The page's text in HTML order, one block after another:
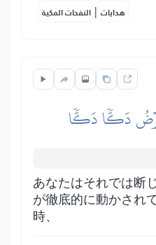
النفحات المكية | هدايات
دَكّٗا دَكّٗا
あなたはそれでは断
が徹底的に動かされ
時、